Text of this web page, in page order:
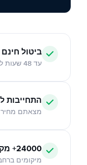
ביטול חינם
עד 48 שעות לפני מועד האיסוף המתוכנן
התחייבות
מצאתם מחיר
24000+ מקומות איסוף
מיקומים